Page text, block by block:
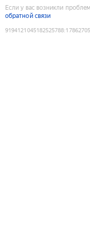
Если у вас возникли
обратной связи
9194121045182525788: